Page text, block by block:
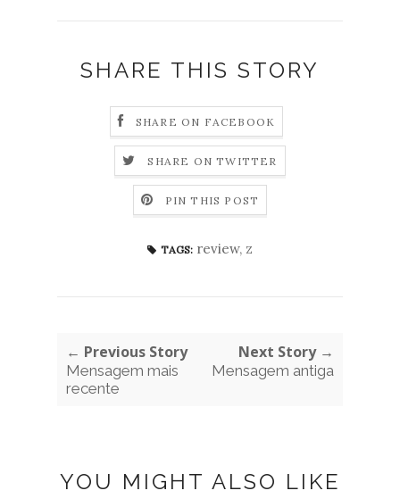
SHARE THIS STORY
SHARE ON FACEBOOK
SHARE ON TWITTER
PIN THIS POST
TAGS: review, z
← Previous Story
Mensagem mais
recente
Next Story →
Mensagem antiga
YOU MIGHT ALSO LIKE